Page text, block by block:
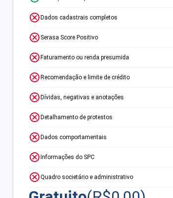
Dados cadastrais completos
Serasa Score Positivo
Faturamento ou renda presumida
Recomendação e limite de crédito
Dívidas, negativas e anotações
Detalhamento de protestos
Dados comportamentais
Informações do SPC
Quadro societário e administrativo